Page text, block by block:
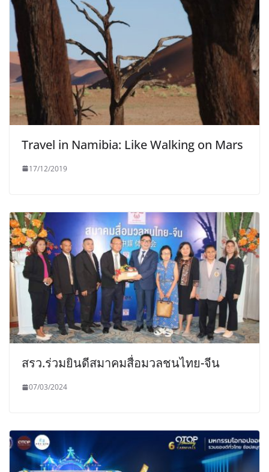
Travel in Namibia: Like Walking on Mars
17/12/2019
สรว.ร่วมยินดีสมาคมสื่อมวลชนไทย-จีน
07/03/2024